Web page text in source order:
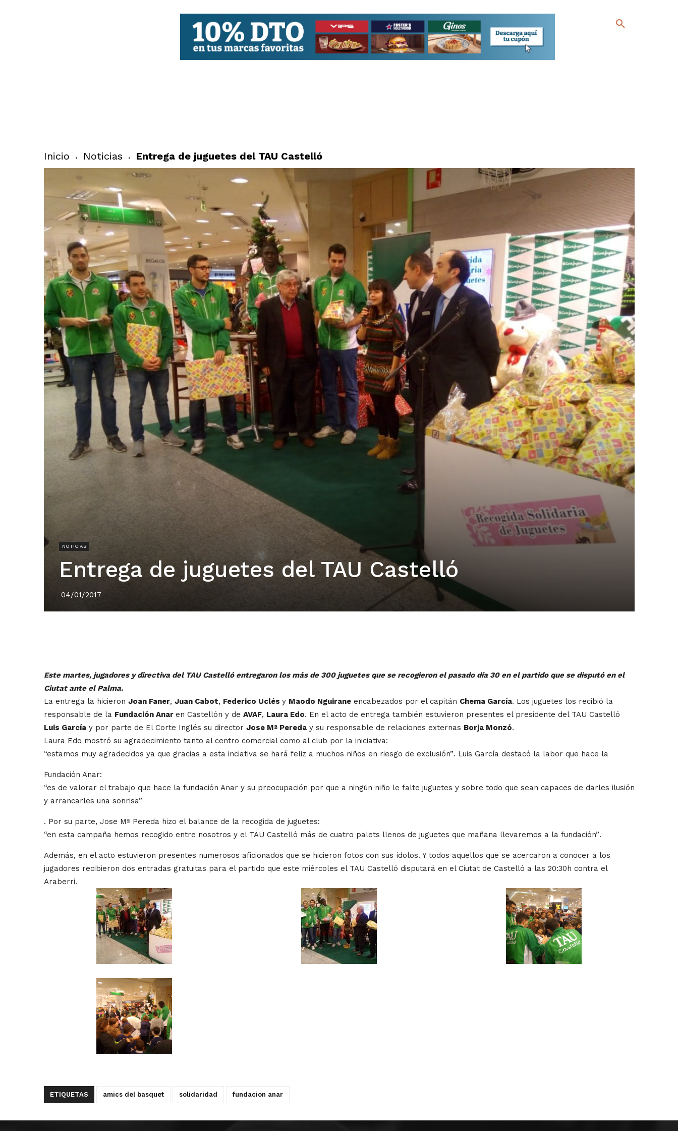
Inicio Noticias Entrega de juguetes del TAU Castelló
NOTICIAS
Entrega de juguetes del TAU Castelló
04/01/2017
Este martes, jugadores y directiva del TAU Castelló entregaron los más de 300 juguetes que se recogieron el pasado día 30 en el partido que se disputó en el
Ciutat ante el Palma.
La entrega la hicieron Joan Faner, Juan Cabot, Federico Uclés y Maodo Nguiraneencabezados por el capitán Chema García. Los juguetes los recibió la
responsable de la Fundación Anar en Castellón y de AVAF, Laura Edo. En el acto de entrega también estuvieron presentes el presidente del TAU Castelló
Luis Garcíay por parte de El Corte Inglés su director Jose Mª Pereday su responsable de relaciones externas Borja Monzó.
Laura Edo mostró su agradecimiento tanto al centro comercial como al club por la iniciativa:
“estamos muy agradecidos ya que gracias a esta inciativa se hará feliz a muchos niños en riesgo de exclusión”. Luis García destacó la labor que hace la
Fundación Anar:
“es de valorar el trabajo que hace la fundación Anar y su preocupación por que a ningún niño le falte juguetes y sobre todo que sean capaces de darles ilusión
y arrancarles una sonrisa”
. Por su parte, Jose Mª Pereda hizo el balance de la recogida de juguetes:
“en esta campaña hemos recogido entre nosotros y el TAU Castelló más de cuatro palets llenos de juguetes que mañana llevaremos a la fundación”.
Además, en el acto estuvieron presentes numerosos aficionados que se hicieron fotos con sus ídolos. Y todos aquellos que se acercaron a conocer a los
jugadores recibieron dos entradas gratuitas para el partido que este miércoles el TAU Castelló disputará en el Ciutat de Castelló a las 20:30h contra el
Araberri.
ETIQUETAS amics del basquet solidaridad fundacion anar